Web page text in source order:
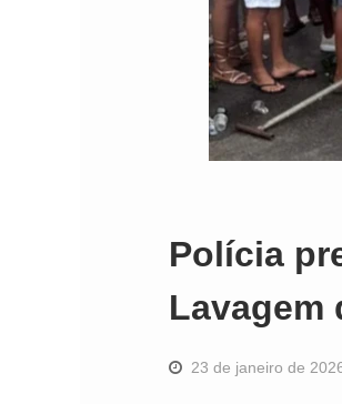
Polícia
Lavagem
23 de janeiro de